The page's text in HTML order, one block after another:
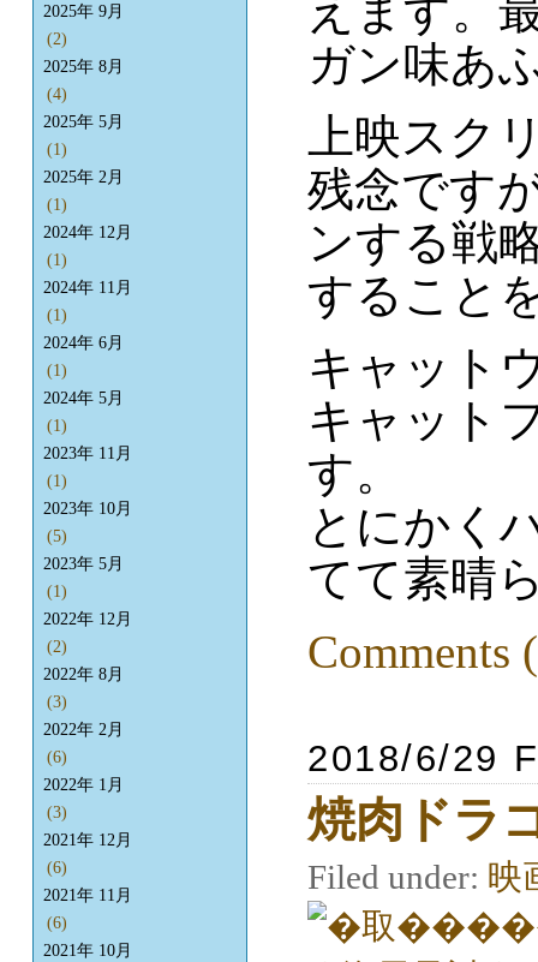
えます。
ガン味あ
上映スク
残念です
ンする戦
すること
キャット
キャット
す。
とにかく
てて素晴
Comments
2018/6/29
焼肉ドラ
Filed under: 映
2025年 9月
(2)
2025年 8月
(4)
2025年 5月
(1)
2025年 2月
(1)
2024年 12月
(1)
2024年 11月
(1)
2024年 6月
(1)
2024年 5月
(1)
2023年 11月
(1)
2023年 10月
(5)
2023年 5月
(1)
2022年 12月
(2)
2022年 8月
(3)
2022年 2月
(6)
2022年 1月
(3)
2021年 12月
(6)
2021年 11月
(6)
2021年 10月